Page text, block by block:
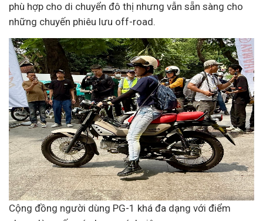
phù hợp cho di chuyển đô thị nhưng vẫn sẵn sàng cho
những chuyến phiêu lưu off-road.
Cộng đồng người dùng PG-1 khá đa dạng với điểm